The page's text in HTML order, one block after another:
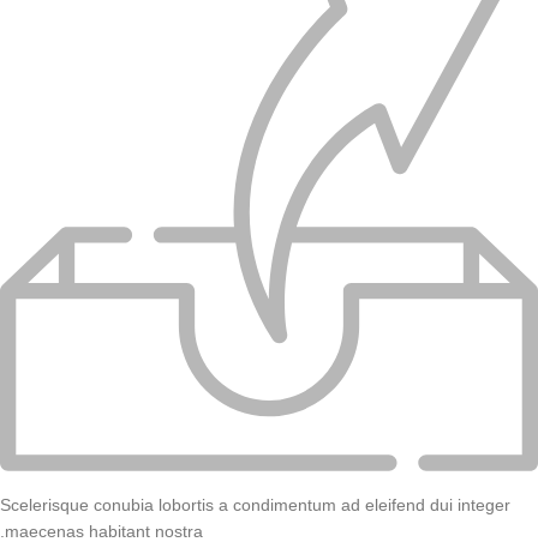
Scelerisque conubia lobortis a condimentum ad eleifend dui integer
maecenas habitant nostra.